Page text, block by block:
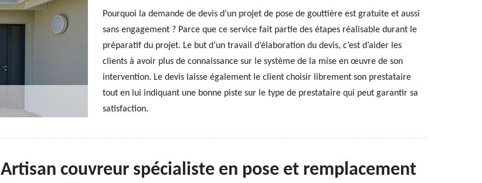
Pourquoi la demande de devis d’un projet de pose de gouttière est gratuite et aussi
sans engagement ? Parce que ce service fait partie des étapes réalisable durant le
préparatif du projet. Le but d’un travail d’élaboration du devis, c’est d’aider les
clients à avoir plus de connaissance sur le système de la mise en œuvre de son
intervention. Le devis laisse également le client choisir librement son prestataire
tout en lui indiquant une bonne piste sur le type de prestataire qui peut garantir sa
satisfaction.
Artisan couvreur spécialiste en pose et remplacement